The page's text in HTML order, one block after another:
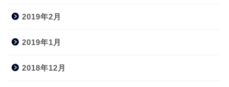
2019年2月
2019年1月
2018年12月